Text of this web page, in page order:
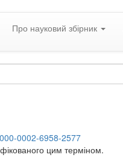
Про науковий збірник
0002-6958-2577
цим терміном.